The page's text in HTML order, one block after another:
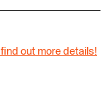
out more details!